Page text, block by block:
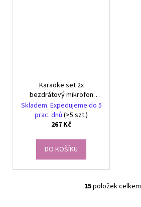
Karaoke set 2x
bezdrátový mikrofon
přenosný bluetooth
reproduktor rgb
Skladem. Expedujeme do 5
prac. dnů (>5 szt.)
267 Kč
DO KOŠÍKU
O
15položek celkem